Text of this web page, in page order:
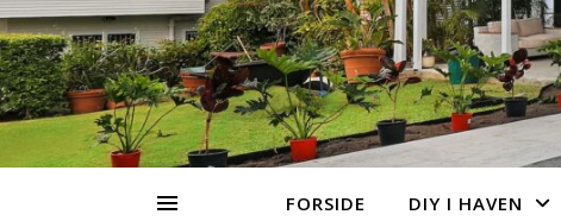
FORSIDE DIY I HAVEN